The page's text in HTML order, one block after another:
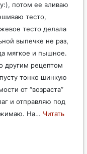
потом ее вливаю
тесто,
тесто делала
выпечке не раз,
мягкое и пышное.
другим рецептом
тонко шинкую
от “возраста”
и отправляю под
На… Читать